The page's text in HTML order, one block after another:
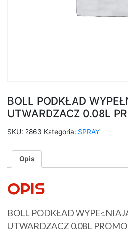
BOLL PODKŁAD
UTWARDZACZ 0.08L
SKU: 2863 Kategoria: SPRAY
Opis
OPIS
BOLL PODKŁAD
UTWARDZACZ 0.08L